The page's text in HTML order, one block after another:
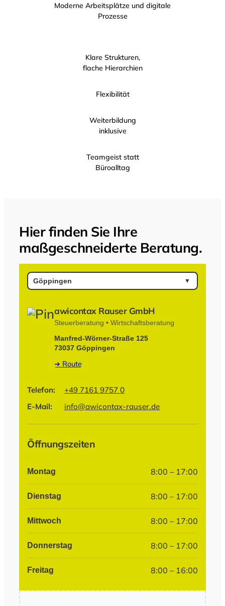
Moderne Arbeitsplätze und digitale
Prozesse
Klare Strukturen,
flache Hierarchien
Flexibilität
Weiterbildung
inklusive
Teamgeist statt
Büroalltag
Hier finden Sie Ihre
maßgeschneiderte Beratung.
awicontax Rauser GmbH
Steuerberatung • Wirtschaftsberatung
Manfred-Wörner-Straße 125
73037 Göppingen
➔ Route
Telefon:
+49 7161 9757 0
E-Mail:
info@awicontax-rauser.de
Öffnungszeiten
Montag 8:00 – 17:00
Dienstag 8:00 – 17:00
Mittwoch 8:00 – 17:00
Donnerstag 8:00 – 17:00
Freitag 8:00 – 16:00